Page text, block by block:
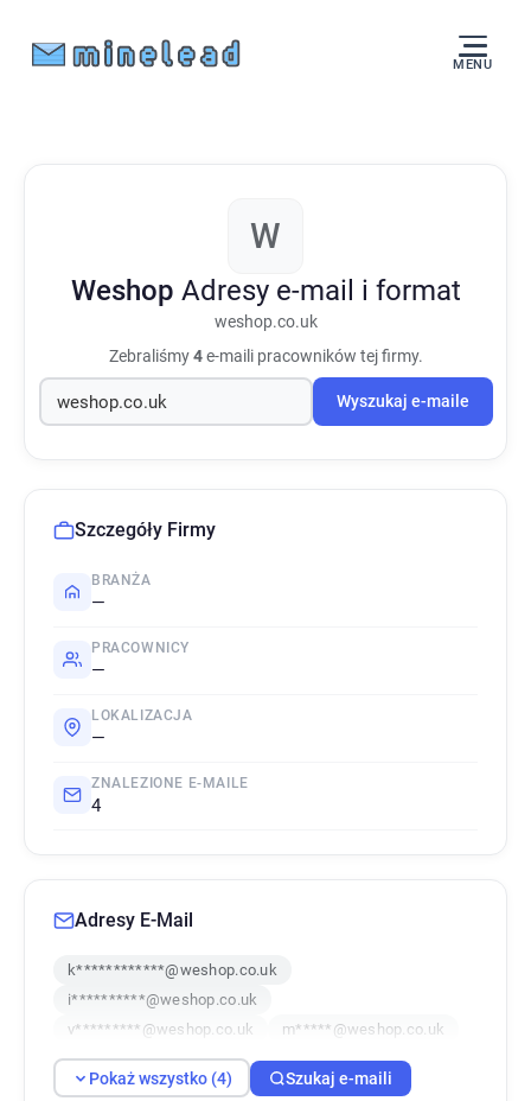
MENU
W
Weshop Adresy e-mail i format
weshop.co.uk
Zebraliśmy4e-maili pracowników tej firmy.
Wyszukaj e-maile
Szczegóły Firmy
BRANŻA
—
PRACOWNICY
—
LOKALIZACJA
—
ZNALEZIONE E-MAILE
4
Adresy E-Mail
k************@weshop.co.uk
i**********@weshop.co.uk
v*********@weshop.co.uk
m*****@weshop.co.uk
Pokaż wszystko (4) Szukaj e-maili